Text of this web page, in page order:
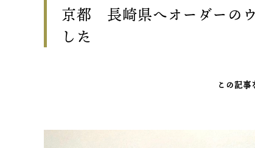
京都 長崎県へオーダーの
した
この記事